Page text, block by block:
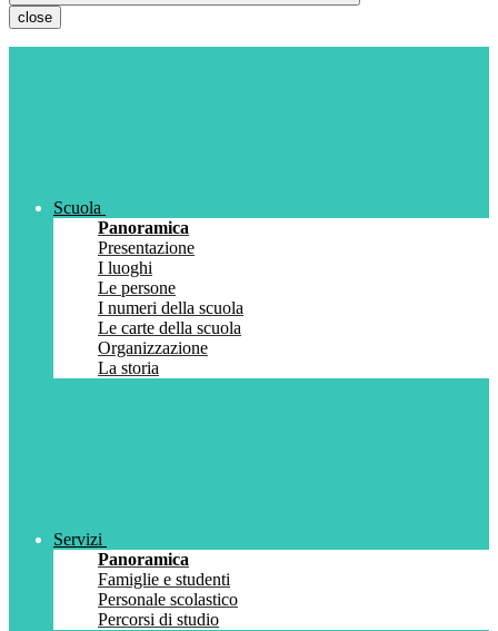
close
Scuola
Panoramica
Presentazione
I luoghi
Le persone
I numeri della scuola
Le carte della scuola
Organizzazione
La storia
Servizi
Panoramica
Famiglie e studenti
Personale scolastico
Percorsi di studio